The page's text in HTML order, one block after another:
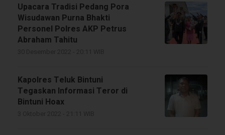
Upacara Tradisi Pedang Pora
Wisudawan Purna Bhakti
Personel Polres AKP Petrus
Abraham Tahitu
Kapolres Teluk Bintuni
Tegaskan Informasi Teror di
Bintuni Hoax